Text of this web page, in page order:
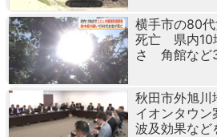
横手市の80
死亡 県内10
さ 角館など
秋田市外旭川
イオンタウ
波及効果など